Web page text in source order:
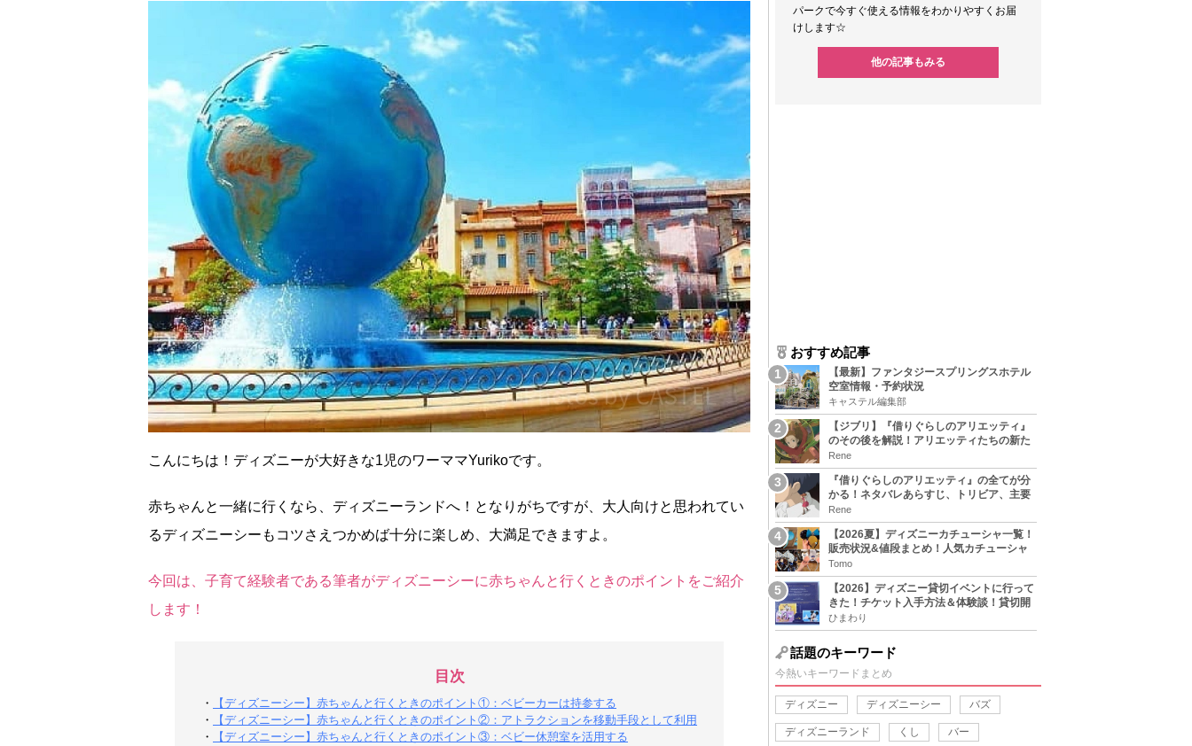
こんにちは！ディズニーが大好きな1児のワーママYurikoです。
赤ちゃんと一緒に行くなら、ディズニーランドへ！となりがちですが、大人向けと思われてい
るディズニーシーもコツさえつかめば十分に楽しめ、大満足できますよ。
今回は、子育て経験者である筆者がディズニーシーに赤ちゃんと行くときのポイントをご紹介
します！
目次
・
【ディズニーシー】赤ちゃんと行くときのポイント①：ベビーカーは持参する
・
【ディズニーシー】赤ちゃんと行くときのポイント②：アトラクションを移動手段として利用
・
【ディズニーシー】赤ちゃんと行くときのポイント③：ベビー休憩室を活用する
パークで今すぐ使える情報をわかりやすくお届
けします☆
他の記事もみる
おすすめ記事
【最新】ファンタジースプリングスホテル
空室情報・予約状況
キャステル編集部
【ジブリ】『借りぐらしのアリエッティ』
のその後を解説！アリエッティたちの新た
な住処は？翔の病気は治る？
Rene
『借りぐらしのアリエッティ』の全てが分
かる！ネタバレあらすじ、トリビア、主要
キャラまとめ！
Rene
【2026夏】ディズニーカチューシャ一覧！
販売状況&値段まとめ！人気カチューシャ
をチェック
Tomo
【2026】ディズニー貸切イベントに行って
きた！チケット入手方法＆体験談！貸切開
催日程まとめ！
ひまわり
話題のキーワード
今熱いキーワードまとめ
ディズニー ディズニーシー バズ
ディズニーランド くし バー